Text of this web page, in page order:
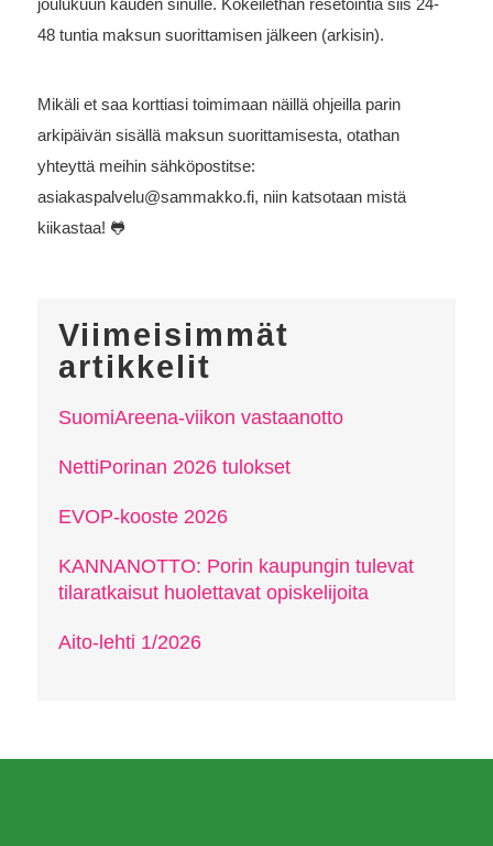
joulukuun kauden sinulle. Kokeilethan resetointia siis 24-
48 tuntia maksun suorittamisen jälkeen (arkisin).
Mikäli et saa korttiasi toimimaan näillä ohjeilla parin
arkipäivän sisällä maksun suorittamisesta, otathan
yhteyttä meihin sähköpostitse:
asiakaspalvelu@sammakko.fi, niin katsotaan mistä
kiikastaa! 🐸
Viimeisimmät
artikkelit
SuomiAreena-viikon vastaanotto
NettiPorinan 2026 tulokset
EVOP-kooste 2026
KANNANOTTO: Porin kaupungin tulevat
tilaratkaisut huolettavat opiskelijoita
Aito-lehti 1/2026